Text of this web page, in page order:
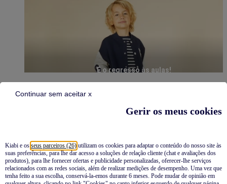
Gerir os meus cookies
Kiabi e os seus parceiros (26) utilizam os cookies para adaptar o conteúdo do nosso site às
suas preferências, para lhe dar acesso a soluções de relação cliente (chat e avaliações dos
produtos), para lhe fornecer ofertas e publicidade personalizadas, oferecer-lhe serviços
relacionados com as redes sociais, além de realizar medições de desempenho. Uma vez que
tenha feito a sua escolha, conservá-la-emos durante 6 meses. Pode mudar de opinião em
Continuar sem aceitar x
É o regresso às aulas!
Pijamas
Novidades